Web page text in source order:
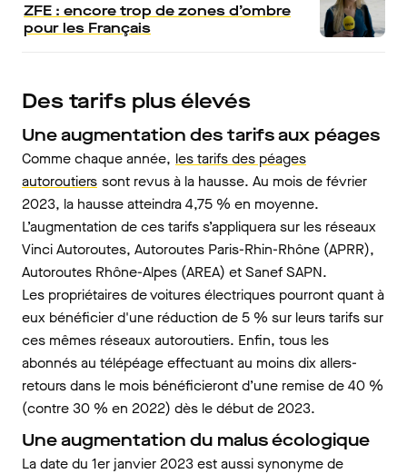
ZFE : encore trop de zones d’ombre
pour les Français
Des tarifs plus élevés
Une augmentation des tarifs aux péages
Comme chaque année, les tarifs des péages
autoroutiers sont revus à la hausse. Au mois de février
2023, la hausse atteindra 4,75 % en moyenne.
L’augmentation de ces tarifs s’appliquera sur les réseaux
Vinci Autoroutes, Autoroutes Paris-Rhin-Rhône (APRR),
Autoroutes Rhône-Alpes (AREA) et Sanef SAPN.
Les propriétaires de voitures électriques pourront quant à
eux bénéficier d'une réduction de 5 % sur leurs tarifs sur
ces mêmes réseaux autoroutiers. Enfin, tous les
abonnés au télépéage effectuant au moins dix allers-
retours dans le mois bénéficieront d’une remise de 40 %
(contre 30 % en 2022) dès le début de 2023.
Une augmentation du malus écologique
La date du 1er janvier 2023 est aussi synonyme de